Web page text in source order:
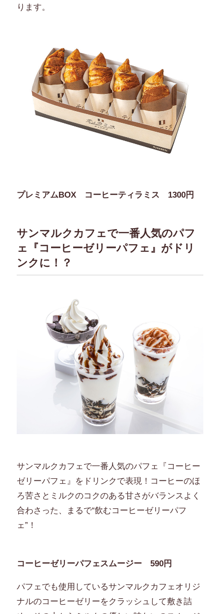
ります。
プレミアムBOX コーヒーティラミス 1300円
サンマルクカフェで一番人気のパフ
ェ『コーヒーゼリーパフェ』がドリ
ンクに！？
サンマルクカフェで一番人気のパフェ『コーヒー
ゼリーパフェ』をドリンクで表現！コーヒーのほ
ろ苦さとミルクのコクのある甘さがバランスよく
合わさった、まるで“飲むコーヒーゼリーパフ
ェ”！
コーヒーゼリーパフェスムージー 590円
パフェでも使用しているサンマルクカフェオリジ
ナルのコーヒーゼリーをクラッシュして敷き詰